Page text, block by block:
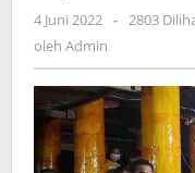
4 Juni 2022 oleh
- 2803
oleh Admin